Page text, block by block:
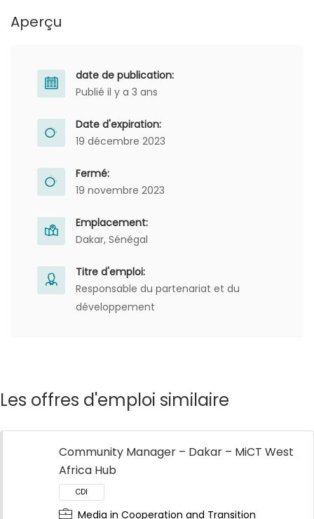
Aperçu
date de publication:
Publié il y a 3 ans
Date d'expiration:
19 décembre 2023
Fermé:
19 novembre 2023
Emplacement:
Dakar, Sénégal
Titre d'emploi:
Responsable du partenariat et du
développement
Les offres d'emploi similaire
Community Manager – Dakar – MiCT West
Africa Hub
Media in Cooperation and Transition